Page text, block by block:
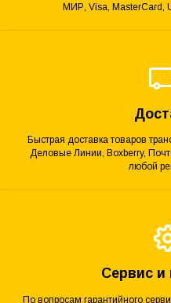
МИР, Visa, MasterCard,
Быстрая доставка товаров
Деловые Линии, Boxberry,
любой
Сервис и
По вопросам гарантийного